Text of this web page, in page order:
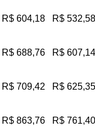
R$ 604,18 R$ 532,58
R$ 688,76 R$ 607,14
R$ 709,42 R$ 625,35
R$ 863,76 R$ 761,40